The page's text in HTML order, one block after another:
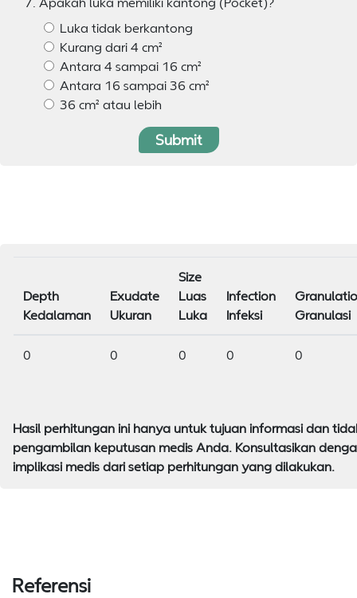
Luka tidak berkantong
Kurang dari 4 cm²
Antara 4 sampai 16 cm²
Antara 16 sampai 36 cm²
36 cm² atau lebih
Submit
Depth
Kedalaman
Exudate
Ukuran
Size
Luas
Luka
Infection
Infeksi
Granulasi
0 0 0 0 0
Hasil perhitungan ini hanya untuk tujuan informasi dan
pengambilan keputusan medis Anda. Konsultasikan
implikasi medis dari setiap perhitungan yang dilakukan.
Referensi